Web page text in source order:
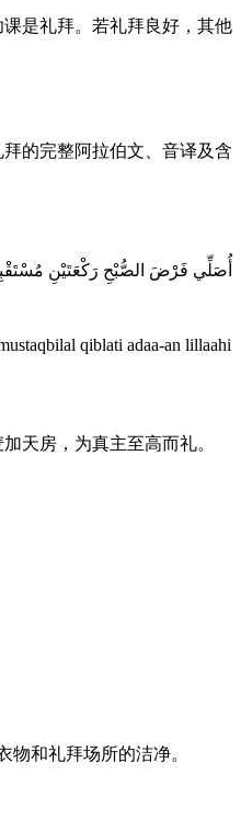
是礼拜。若礼拜良好，其他
的完整阿拉伯文、音译及含
أُصَلِّي فَرْضَ الصُّبْحِ رَكْعَتَيْنِ مُسْتَقْبِلَ
qiblati adaa-an lillaahi
天房，为真主至高而礼。
物和礼拜场所的洁净。